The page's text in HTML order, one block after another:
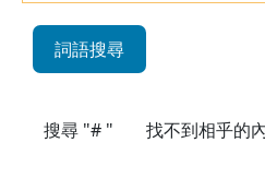
詞語搜尋
搜尋 "# " 找不到相乎的